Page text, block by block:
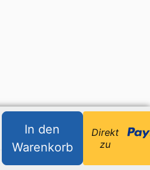
In den
Warenkorb
Direkt
zu